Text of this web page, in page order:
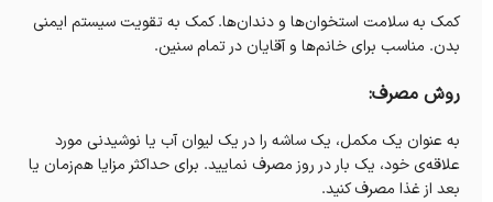
کمک به سلامت استخوان‌ها و دندان‌ها. کمک به تقویت سیستم ایمنی
بدن. مناسب برای خانم‌ها و آقایان در تمام سنین.
روش مصرف:
به عنوان یک مکمل، یک ساشه را در یک لیوان آب یا نوشیدنی مورد
علاقه‌ی خود، یک بار در روز مصرف نمایید. برای حداکثر مزایا هم‌زمان یا
بعد از غذا مصرف کنید.